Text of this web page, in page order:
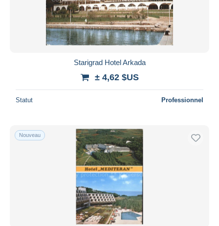
Starigrad Hotel Arkada
± 4,62 $US
Statut Professionnel
Nouveau